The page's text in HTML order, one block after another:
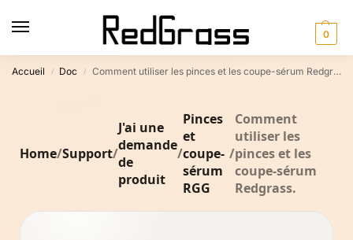
0
Accueil / Doc / Comment utiliser les pinces et les coupe-sérum Redgrass.
Home/Support/
J'ai une
demande
de
produit
/
Pinces
et
coupe-
sérum
RGG
/
Comment
utiliser les
pinces et les
coupe-sérum
Redgrass.